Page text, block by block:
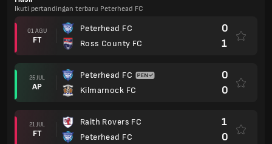
Ikuti pertandingan terbaru Peterhead FC
01 AGU
FT
Peterhead FC
Ross County FC
0
1
25 JUL
AP
Peterhead FC
Kilmarnock FC
0
0
21 JUL
FT
Raith Rovers FC
Peterhead FC
1
0